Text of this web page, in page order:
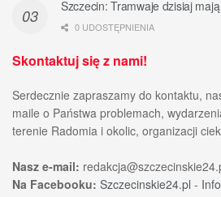
Szczecin: Tramwaje dzisiaj
0 UDOSTĘPNIENIA
Skontaktuj się z nami!
Serdecznie zapraszamy do kontaktu,
maile o Państwa problemach,
terenie Radomia i okolic, organizacji
Nasz e-mail:
Na Facebooku: Szczecinskie24.pl -